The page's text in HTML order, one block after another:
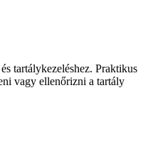
tartálykezeléshez. Praktikus
vagy ellenőrizni a tartály